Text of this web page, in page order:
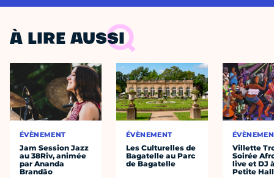
À LIRE AUSSI
ÉVÈNEMENT
Jam Session Jazz
au 38Riv, animée
par Ananda
Brandão
ÉVÈNEMENT
Les Culturelles de
Bagatelle au Parc
de Bagatelle
Villette
Soirée
live et DJ
Petite